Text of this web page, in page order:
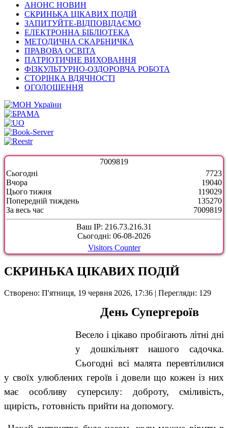
АНОНС НОВИН
СКРИНЬКА ЦІКАВИХ ПОДІЙ
ЗАПИТУЙТЕ-ВІДПОВІДАЄМО
ЕЛЕКТРОННА БІБЛІОТЕКА
МЕТОДИЧНА СКАРБНИЧКА
ПРАВОВА ОСВІТА
ПАТРІОТИЧНЕ ВИХОВАННЯ
ФІЗКУЛЬТУРНО-ОЗДОРОВЧА РОБОТА
СТОРІНКА ВДЯЧНОСТІ
ОГОЛОШЕННЯ
7009819
Сьогодні
Вчора
Цього тижня
Попередній тиждень
За весь час
7723
19040
119029
135270
7009819
Ваш IP: 216.73.216.31
Сьогодні: 06-08-2026
Visitors Counter
СКРИНЬКА ЦІКАВИХ ПОДІЙ
Створено: П'ятниця, 19 червня 2026, 17:36 | Перегляди: 129
День Супергероїв
Весело і цікаво пробігають літні дні
у дошкільнят нашого садочка.
Сьогодні всі малята перевтілилися
у своїх улюблених героїв і довели що кожен із них
має особливу суперсилу: доброту, сміливість,
щирість, готовність прийти на допомогу.